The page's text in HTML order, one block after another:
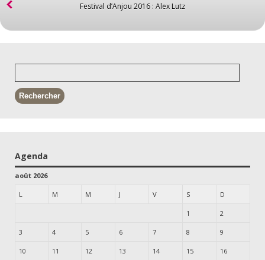
Festival d’Anjou 2016 : Alex Lutz
Agenda
août 2026
L M M J V S D
1 2
3 4 5 6 7 8 9
10 11 12 13 14 15 16